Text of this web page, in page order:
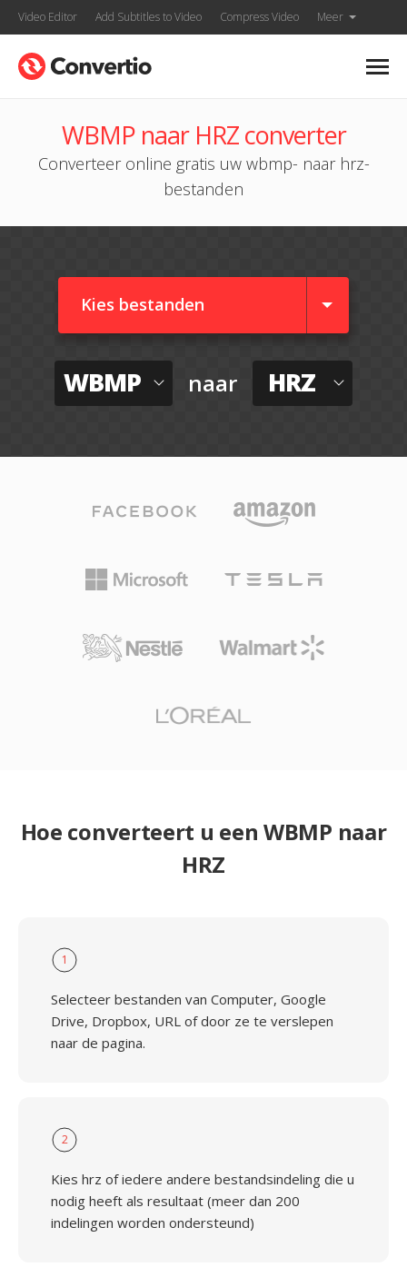
Video Editor Add Subtitles to Video Compress Video Meer
WBMP naar HRZ converter
Converteer online gratis uw wbmp- naar hrz-
bestanden
Kies bestanden
WBMP naar HRZ
Hoe converteert u een WBMP naar
HRZ
1
Selecteer bestanden van Computer, Google
Drive, Dropbox, URL of door ze te verslepen
naar de pagina.
2
Kies hrz of iedere andere bestandsindeling die u
nodig heeft als resultaat (meer dan 200
indelingen worden ondersteund)